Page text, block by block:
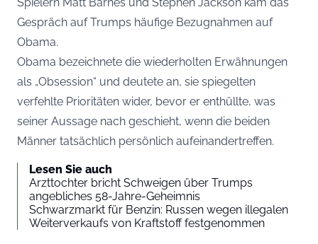
Gespräch auf Trumps häufige Bezugnahmen auf
Obama.
Obama bezeichnete die wiederholten Erwähnungen
als „Obsession“ und deutete an, sie spiegelten
verfehlte Prioritäten wider, bevor er enthüllte, was
seiner Aussage nach geschieht, wenn die beiden
Männer tatsächlich persönlich aufeinandertreffen.
Lesen Sie auch
Arzttochter bricht Schweigen über Trumps
angebliches 58-Jahre-Geheimnis
Schwarzmarkt für Benzin: Russen wegen illegalen
Weiterverkaufs von Kraftstoff festgenommen